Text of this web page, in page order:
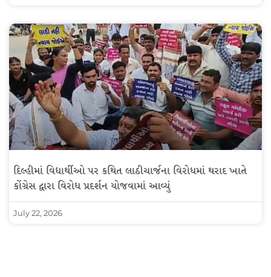
દિલ્હીમાં વિદ્યાર્થીઓ પર કથિત લાઠીચાર્જના વિરોધમાં થરાદ ખાતે
કોંગ્રેસ દ્વારા વિરોધ પ્રદર્શન યોજવામાં આવ્યું
July 22, 2026